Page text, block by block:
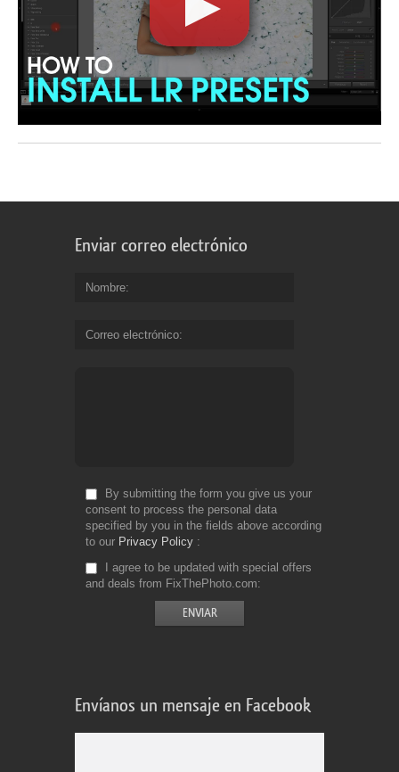
Enviar correo electrónico
Nombre
Correo electrónico
By submitting the form you give us your
consent to process the personal data
specified by you in the fields above according
to our Privacy Policy
I agree to be updated with special offers
and deals from FixThePhoto.com
Envíanos un mensaje en Facebook